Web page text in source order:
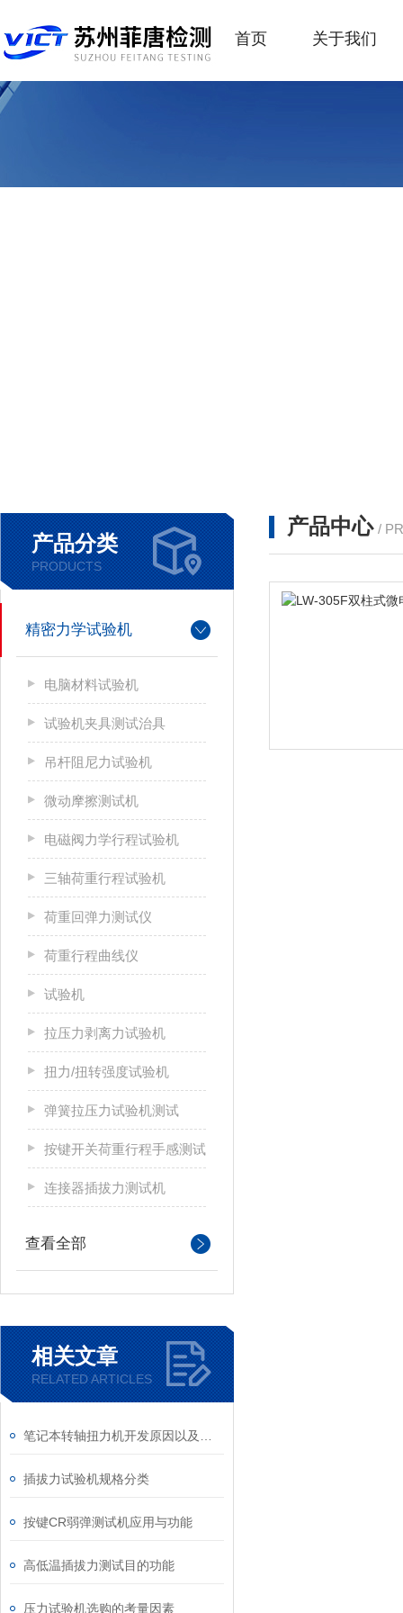
首页 关于我们
产品分类
PRODUCTS
精密力学试验机
电脑材料试验机
试验机夹具测试治具
吊杆阻尼力试验机
微动摩擦测试机
电磁阀力学行程试验机
三轴荷重行程试验机
荷重回弹力测试仪
荷重行程曲线仪
试验机
拉压力剥离力试验机
扭力/扭转强度试验机
弹簧拉压力试验机测试
按键开关荷重行程手感测试
连接器插拔力测试机
查看全部
相关文章
RELATED ARTICLES
插拔力试验机规格分类
按键CR弱弹测试机应用与功能
高低温插拔力测试目的功能
压力试验机选购的考量因素
产品中心 /